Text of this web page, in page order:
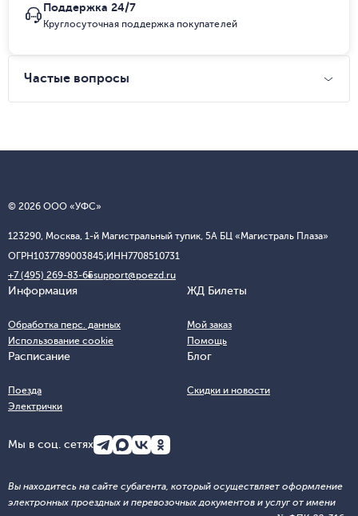
Поддержка 24/7
Круглосуточная поддержка покупателей
Частые вопросы
© 2026 ООО «УФС»
123290, Москва, 1-й Магистральный тупик, 5А БЦ «Магистраль Плаза»
ОГРН1037789003845;ИНН7708510731
+7 (495) 269-83-65support@poezd.ru
Информация
Обработка перс. данных
Использование cookie
ЖД Билеты
Мой заказ
Помощь
Расписание
Поезда
Электрички
Блог
Скидки и новости
Мы в соц. сетях
Вы находитесь на сайте субагента, который осуществляет оформление
электронных проездных и перевозочных документов и услуг от имени